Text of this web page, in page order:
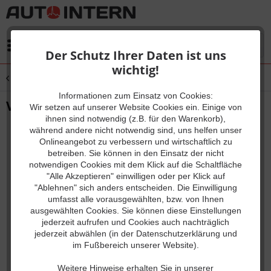
Der Schutz Ihrer Daten ist uns
wichtig!
Informationen zum Einsatz von Cookies:
Wir setzen auf unserer Website Cookies ein. Einige von
ihnen sind notwendig (z.B. für den Warenkorb),
während andere nicht notwendig sind, uns helfen unser
Onlineangebot zu verbessern und wirtschaftlich zu
betreiben. Sie können in den Einsatz der nicht
notwendigen Cookies mit dem Klick auf die Schaltfläche
"Alle Akzeptieren" einwilligen oder per Klick auf
"Ablehnen" sich anders entscheiden. Die Einwilligung
umfasst alle vorausgewählten, bzw. von Ihnen
ausgewählten Cookies. Sie können diese Einstellungen
jederzeit aufrufen und Cookies auch nachträglich
jederzeit abwählen (in der Datenschutzerklärung und
im Fußbereich unserer Website).
Weitere Hinweise erhalten Sie in unserer
Upgrades & Erweiterungsmodule
VCDS Lizenzwechsel Sprache